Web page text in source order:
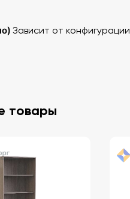
Зависит от конфигурации
товары